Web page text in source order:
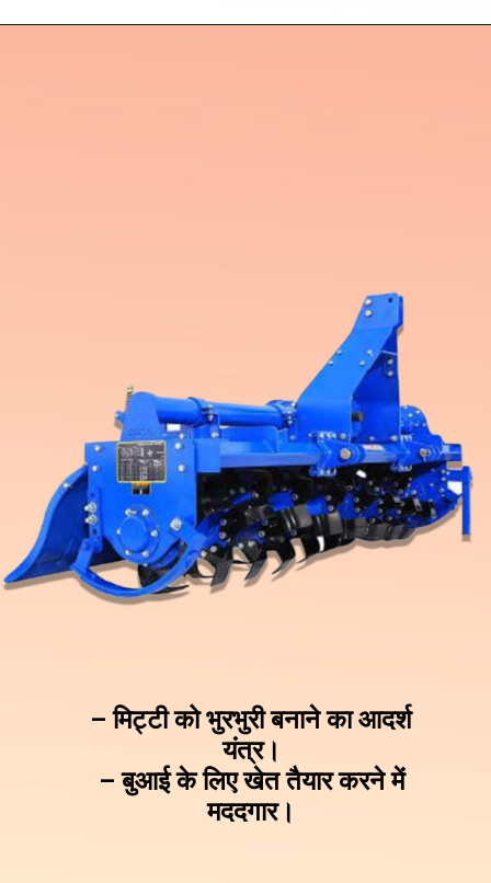
– मिट्टी को भुरभुरी बनाने का आदर्श
यंत्र।
– बुआई के लिए खेत तैयार करने में
मददगार।